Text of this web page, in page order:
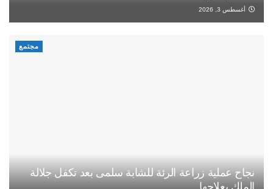
أغسطس 3, 2026
مجتمع
نجاح عملية زراعة الرئة للشابة سلمى بعد تكفل جلالة